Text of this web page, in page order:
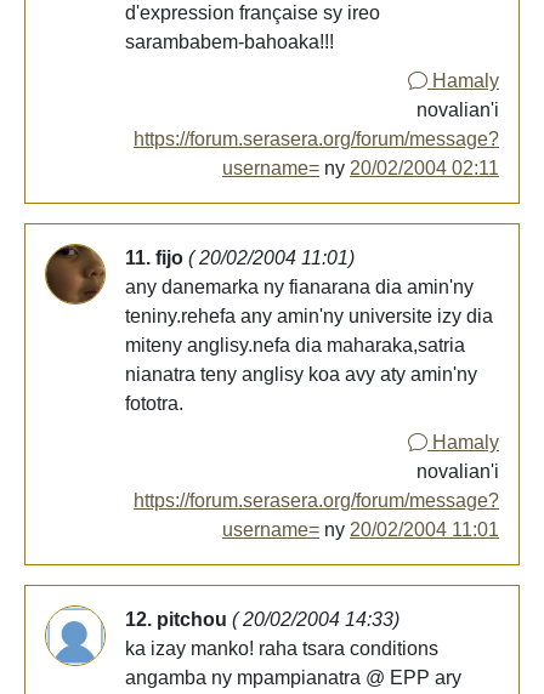
d'expression française sy ireo
sarambabem-bahoaka!!!
Hamaly
novalian'i
https://forum.serasera.org/forum/message?
username= ny 20/02/2004 02:11
11. fijo ( 20/02/2004 11:01)
any danemarka ny fianarana dia amin'ny
teniny.rehefa any amin'ny universite izy dia
miteny anglisy.nefa dia maharaka,satria
nianatra teny anglisy koa avy aty amin'ny
fototra.
Hamaly
novalian'i
https://forum.serasera.org/forum/message?
username= ny 20/02/2004 11:01
12. pitchou ( 20/02/2004 14:33)
ka izay manko! raha tsara conditions
angamba ny mpampianatra @ EPP ary